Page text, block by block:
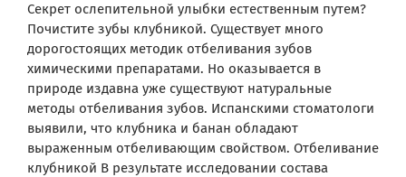
Секрет ослепительной улыбки естественным путем?
Почистите зубы клубникой. Существует много
дорогостоящих методик отбеливания зубов
химическими препаратами. Но оказывается в
природе издавна уже существуют натуральные
методы отбеливания зубов. Испанскими стоматологи
выявили, что клубника и банан обладают
выраженным отбеливающим свойством. Отбеливание
клубникой В результате исследовании состава